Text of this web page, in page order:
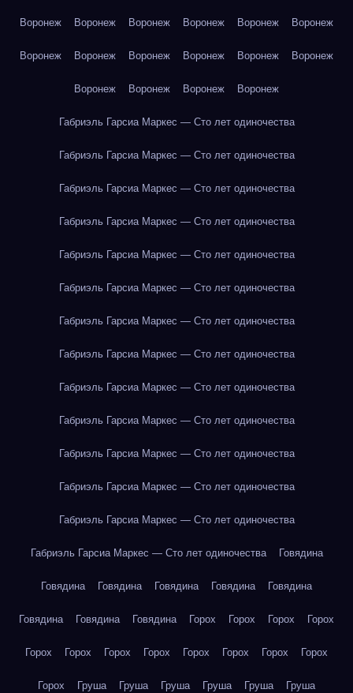
Воронеж Воронеж Воронеж Воронеж Воронеж Воронеж
Воронеж Воронеж Воронеж Воронеж Воронеж Воронеж
Воронеж Воронеж Воронеж Воронеж
Габриэль Гарсиа Маркес — Сто лет одиночества
Габриэль Гарсиа Маркес — Сто лет одиночества
Габриэль Гарсиа Маркес — Сто лет одиночества
Габриэль Гарсиа Маркес — Сто лет одиночества
Габриэль Гарсиа Маркес — Сто лет одиночества
Габриэль Гарсиа Маркес — Сто лет одиночества
Габриэль Гарсиа Маркес — Сто лет одиночества
Габриэль Гарсиа Маркес — Сто лет одиночества
Габриэль Гарсиа Маркес — Сто лет одиночества
Габриэль Гарсиа Маркес — Сто лет одиночества
Габриэль Гарсиа Маркес — Сто лет одиночества
Габриэль Гарсиа Маркес — Сто лет одиночества
Габриэль Гарсиа Маркес — Сто лет одиночества
Габриэль Гарсиа Маркес — Сто лет одиночества Говядина
Говядина Говядина Говядина Говядина Говядина
Говядина Говядина Говядина Горох Горох Горох Горох
Горох Горох Горох Горох Горох Горох Горох Горох
Горох Груша Груша Груша Груша Груша Груша